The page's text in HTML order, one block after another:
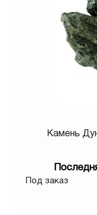
Камень
Под заказ